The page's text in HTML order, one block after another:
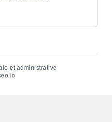
et administrative